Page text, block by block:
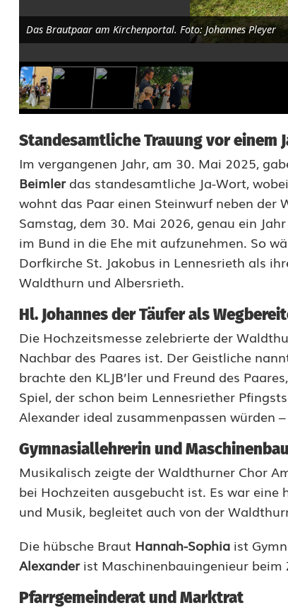
e
d
e
r
O
b
e
r
p
a
l
z
–
a
n
n
a
h
-
Das Brautpaar am Kirchenportal. Foto: Johannes Pleyer
Standesamtliche Trauung vor einem
Im vergangenen Jahr, am 30. Mai 2025,
Beimlerdas standesamtliche Ja-Wort,
wohnt das Paar einen Steinwurf neben der
Samstag, dem 30. Mai 2026, genau ein
im Bund in die Ehe mit aufzunehmen. So
Dorfkirche St. Jakobus in Lennesrieth als
Waldthurn und Albersrieth.
Hl. Johannes der Täufer als
Die Hochzeitsmesse zelebrierte der
Nachbar des Paares ist. Der Geistliche
brachte den KLJB’ler und Freund des Paares,
Spiel, der schon beim Lennesriether
Alexander ideal zusammenpassen würden
Gymnasiallehrerin und
Musikalisch zeigte der Waldthurner Chor
bei Hochzeiten ausgebucht ist. Es war
und Musik, begleitet auch von der
Die hübsche Braut Hannah-Sophia ist
Alexanderist Maschinenbauingenieur beim
Pfarrgemeinderat und Marktrat